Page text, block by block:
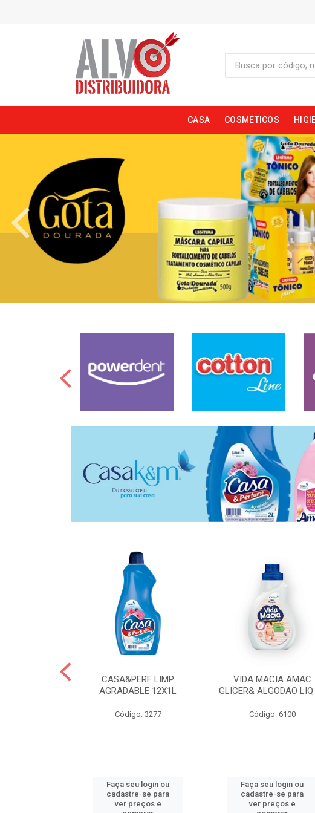
CASA COSMETICOS
CASA&PERF LIMP.
AGRADABLE 12X1L
Código: 3277
Faça seu login ou
cadastre-se para
ver preços e
VIDA MACIA AMAC
GLICER& ALGODAO
Código: 6100
Faça seu login ou
cadastre-se para
ver preços e